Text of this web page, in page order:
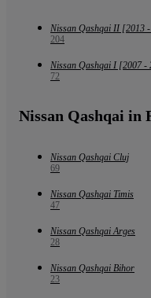
Nissan Qashqai II [2013
204
Nissan Qashqai I [2007 -
72
Nissan Qashqai in
Nissan Qashqai Cluj
69
Nissan Qashqai Timis
47
Nissan Qashqai Arges
28
Nissan Qashqai Bihor
23